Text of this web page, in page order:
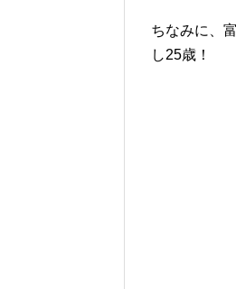
ちなみに、
し25歳！